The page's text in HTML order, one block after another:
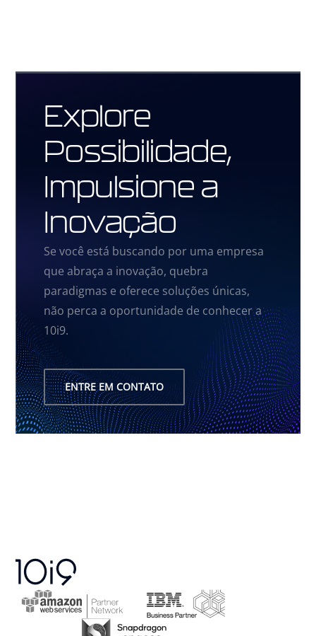
Explore
Possibilidade,
Impulsione a
Inovação
Se você está buscando por uma empresa
que abraça a inovação, quebra
paradigmas e oferece soluções únicas,
não perca a oportunidade de conhecer a
10i9.
ENTRE EM CONTATO